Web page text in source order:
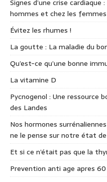
Signes d’une crise
hommes et chez les
Évitez les rhumes !
La goutte : La maladie du
Qu’est-ce qu’une bonne
La vitamine D
Pycnogenol : Une ressource
des Landes
Nos hormones
ne le pense sur notre état
Et si ce n’était pas que la
Prevention anti age apres